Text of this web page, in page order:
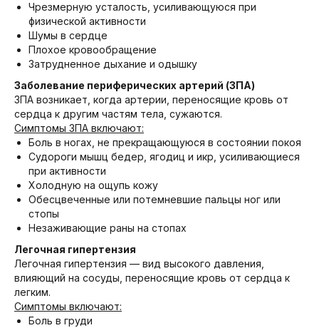
Чрезмерную усталость, усиливающуюся при
физической активности
Шумы в сердце
Плохое кровообращение
Затрудненное дыхание и одышку
Заболевание периферических артерий (ЗПА)
ЗПА возникает, когда артерии, переносящие кровь от
сердца к другим частям тела, сужаются.
Симптомы ЗПА включают:
Боль в ногах, не прекращающуюся в состоянии покоя
Судороги мышц бедер, ягодиц и икр, усиливающиеся
при активности
Холодную на ощупь кожу
Обесцвеченные или потемневшие пальцы ног или
стопы
Незаживающие раны на стопах
Легочная гипертензия
Легочная гипертензия — вид высокого давления,
влияющий на сосуды, переносящие кровь от сердца к
легким.
Симптомы включают:
Боль в груди